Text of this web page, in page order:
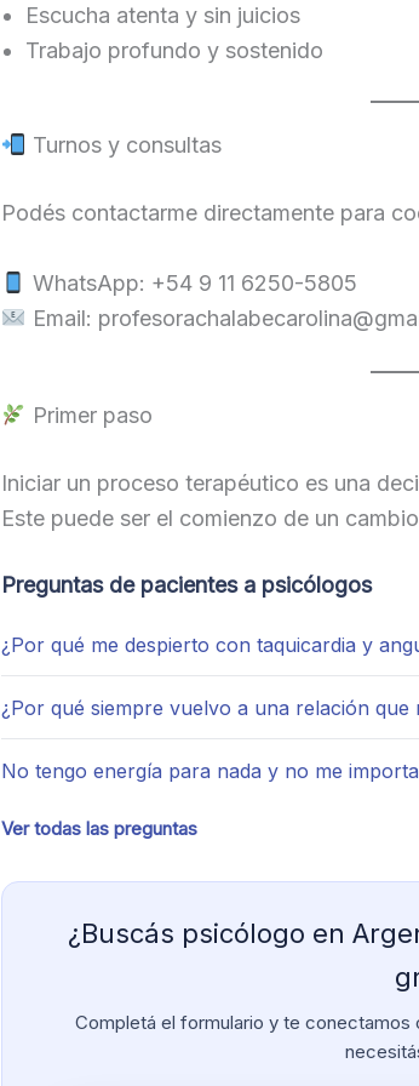
Escucha atenta y sin juicios
Trabajo profundo y sostenido
Turnos y consultas
Podés contactarme directamente para
WhatsApp: +54 9 11 6250-5805
Email:
Primer paso
Iniciar un proceso terapéutico es una
Este puede ser el comienzo de un
Preguntas de pacientes a psicólogos
¿Por qué me despierto con taquicardia y
¿Por qué siempre vuelvo a una relación que
No tengo energía para nada y no me importa
Ver todas las preguntas
¿Buscás psicólogo en
Completá el formulario y te conectamos